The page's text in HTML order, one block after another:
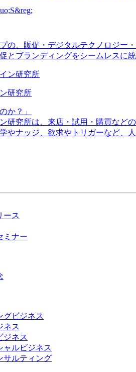
の、販促・デジタルテクノロジー
とブランディングをシームレスに
研究所
か？」
研究所は、来店・試用・購買など
やナッジ、欲求やトリガーなど、
ース
ミナー
グビジネス
ネス
ジネス
ャルビジネス
サルティング